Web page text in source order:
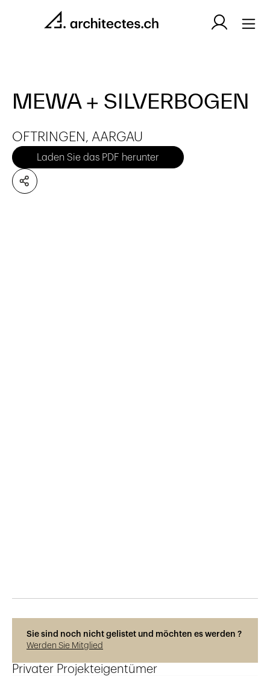
MEWA + SILVERBOGEN
OFTRINGEN, AARGAU
Laden Sie das PDF herunter
Sie sind noch nicht gelistet und möchten es werden ?
Werden Sie Mitglied
Privater Projekteigentümer